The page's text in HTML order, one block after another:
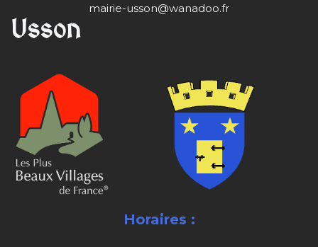
mairie-usson@wanadoo.fr
Usson
Horaires :